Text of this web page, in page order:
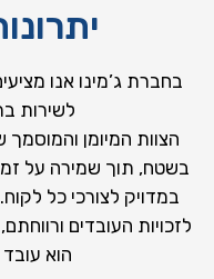
בחברת ג’מינו אנו
לשירות
הצוות המיומן
בשטח, תוך שמירה על
במדויק לצורכי כל
לזכויות העובדים
הוא עובד